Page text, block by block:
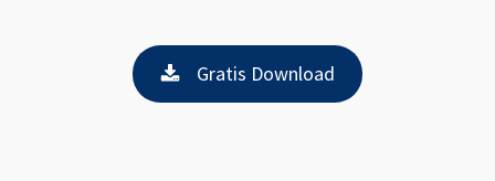
Gratis Download